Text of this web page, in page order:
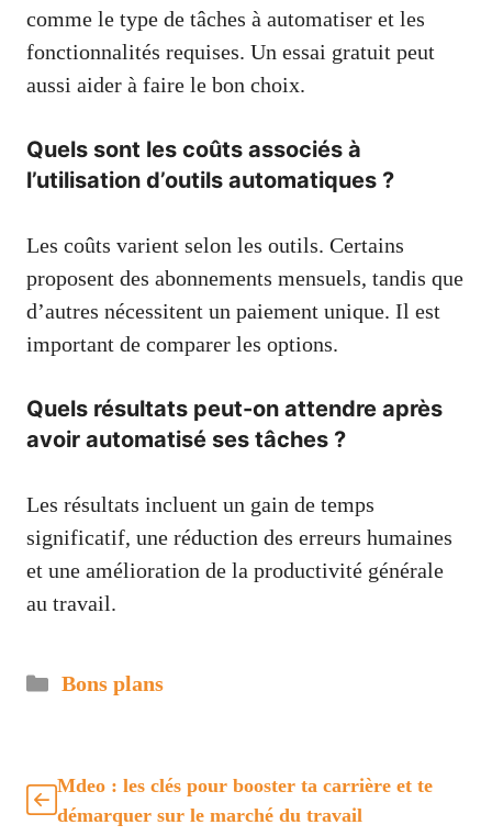
comme le type de tâches à automatiser et les
fonctionnalités requises. Un essai gratuit peut
aussi aider à faire le bon choix.
Quels sont les coûts associés à
l’utilisation d’outils automatiques ?
Les coûts varient selon les outils. Certains
proposent des abonnements mensuels, tandis que
d’autres nécessitent un paiement unique. Il est
important de comparer les options.
Quels résultats peut-on attendre après
avoir automatisé ses tâches ?
Les résultats incluent un gain de temps
significatif, une réduction des erreurs humaines
et une amélioration de la productivité générale
au travail.
Catégories
Bons plans
Mdeo : les clés pour booster ta carrière et te
démarquer sur le marché du travail